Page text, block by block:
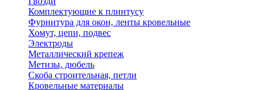
Комплектующие к плинтусу
Фурнитура для окон, ленты кровельные
Хомут, цепи, подвес
Электроды
Металлический крепеж
Метизы, дюбель
Скоба строительная, петли
Кровельные материалы